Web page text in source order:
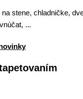
stene, chladničke,
...